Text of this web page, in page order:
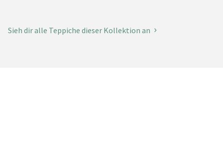
Sieh dir alle Teppiche dieser Kollektion an